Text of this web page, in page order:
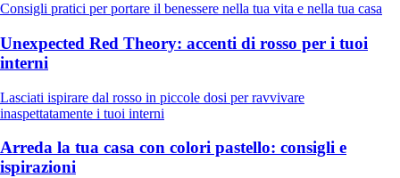
Consigli pratici per portare il benessere nella tua vita e nella tua casa
Unexpected Red Theory: accenti di rosso per i tuoi
interni
Lasciati ispirare dal rosso in piccole dosi per ravvivare
inaspettatamente i tuoi interni
Arreda la tua casa con colori pastello: consigli e
ispirazioni